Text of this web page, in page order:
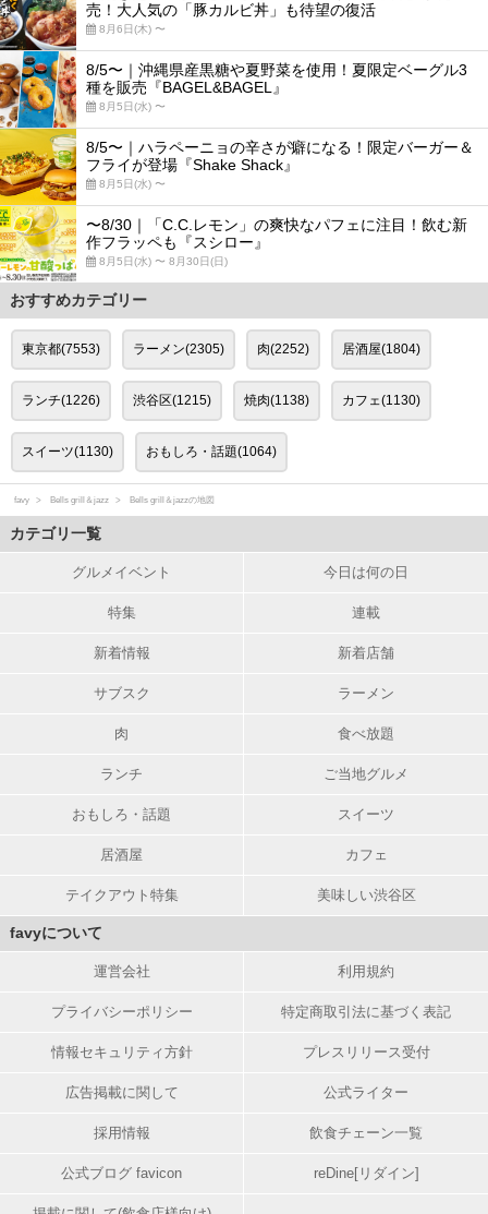
売！大人気の「豚カルビ丼」も待望の復活
8月6日(木) 〜
8/5〜｜沖縄県産黒糖や夏野菜を使用！夏限定ベーグル3
種を販売『BAGEL&BAGEL』
8月5日(水) 〜
8/5〜｜ハラペーニョの辛さが癖になる！限定バーガー＆
フライが登場『Shake Shack』
8月5日(水) 〜
〜8/30｜「C.C.レモン」の爽快なパフェに注目！飲む新
作フラッペも『スシロー』
8月5日(水) 〜 8月30日(日)
おすすめカテゴリー
東京都(7553) ラーメン(2305) 肉(2252) 居酒屋(1804)
ランチ(1226) 渋谷区(1215) 焼肉(1138) カフェ(1130)
スイーツ(1130) おもしろ・話題(1064)
favy Bells grill＆jazz Bells grill＆jazzの地図
カテゴリ一覧
グルメイベント 今日は何の日
特集 連載
新着情報 新着店舗
サブスク ラーメン
肉 食べ放題
ランチ ご当地グルメ
おもしろ・話題 スイーツ
居酒屋 カフェ
テイクアウト特集 美味しい渋谷区
favyについて
運営会社 利用規約
プライバシーポリシー 特定商取引法に基づく表記
情報セキュリティ方針 プレスリリース受付
広告掲載に関して 公式ライター
採用情報 飲食チェーン一覧
公式ブログ favicon reDine[リダイン]